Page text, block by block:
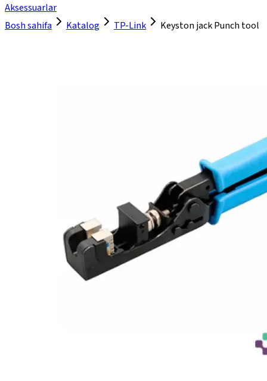
Aksessuarlar
Bosh sahifa
Katalog TP-Link Keyston jack Punch tool